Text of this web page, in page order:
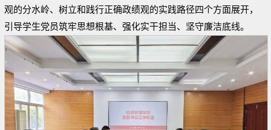
观的分水岭、树立和践行正确政绩观的实践路径四个方面展开，
引导学生党员筑牢思想根基、强化实干担当、坚守廉洁底线。